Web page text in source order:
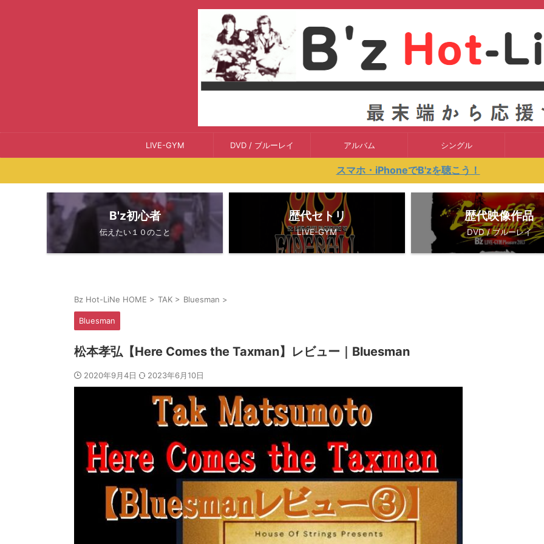
LIVE-GYM DVD / ブルーレイ アルバム シングル
スマホ・iPhoneでB'zを聴こう！
B'z初心者
伝えたい１０のこと
歴代セトリ
LIVE-GYM
歴代映像作品
DVD / ブルーレイ
Bz Hot-LiNe HOME > TAK > Bluesman >
Bluesman
松本孝弘【Here Comes the Taxman】レビュー｜Bluesman
2020年9月4日 2023年6月10日